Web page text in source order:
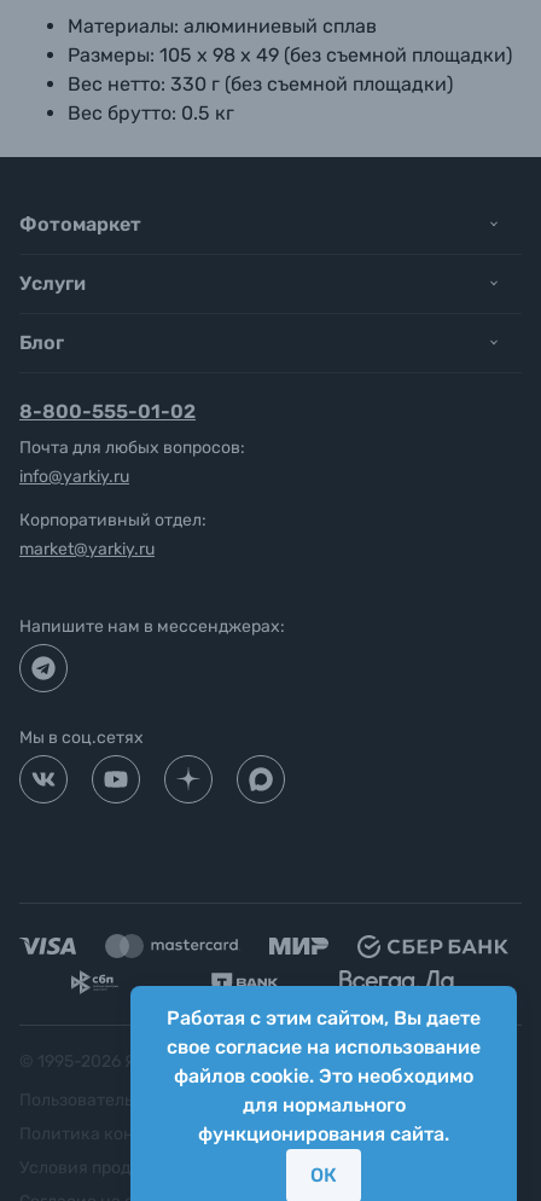
Материалы: алюминиевый сплав
Размеры: 105 х 98 х 49 (без съемной площадки)
Вес нетто: 330 г (без съемной площадки)
Вес брутто: 0.5 кг
Работая с этим сайтом, Вы даете
свое согласие на использование
файлов cookie. Это необходимо
для нормального
функционирования сайта.
ОК
Фотомаркет
Услуги
Блог
8-800-555-01-02
Почта для любых вопросов:
info@yarkiy.ru
Корпоративный отдел:
market@yarkiy.ru
Напишите нам в мессенджерах:
Мы в соц.сетях
Яркий фотомаркет ("Яркий Мир")
Пользовательское соглашение
Политика конфиденциальности